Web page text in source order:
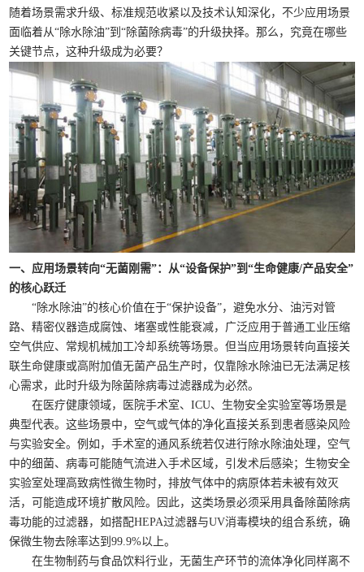
随着场景需求升级、标准规范收紧以及技术认知深化，不少应用场景
面临着从“除水除油”到“除菌除病毒”的升级抉择。那么，究竟在哪些
关键节点，这种升级成为必要？
一、应用场景转向“无菌刚需”：从“设备保护”到“生命健康/产品安全”
的核心跃迁
“除水除油”的核心价值在于“保护设备”，避免水分、油污对管
路、精密仪器造成腐蚀、堵塞或性能衰减，广泛应用于普通工业压缩
空气供应、常规机械加工冷却系统等场景。但当应用场景转向直接关
联生命健康或高附加值无菌产品生产时，仅靠除水除油已无法满足核
心需求，此时升级为除菌除病毒过滤器成为必然。
在医疗健康领域，医院手术室、ICU、生物安全实验室等场景是
典型代表。这些场景中，空气或气体的净化直接关系到患者感染风险
与实验安全。例如，手术室的通风系统若仅进行除水除油处理，空气
中的细菌、病毒可能随气流进入手术区域，引发术后感染；生物安全
实验室处理高致病性微生物时，排放气体中的病原体若未被有效灭
活，可能造成环境扩散风险。因此，这类场景必须采用具备除菌除病
毒功能的过滤器，如搭配HEPA过滤器与UV消毒模块的组合系统，确
保微生物去除率达到99.9%以上。
在生物制药与食品饮料行业，无菌生产环节的流体净化同样离不